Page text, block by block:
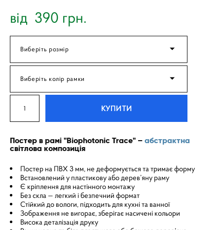
від 390 грн.
Виберіть розмір
Виберіть колір рамки
КУПИТИ
Постер в рамі "Biophotonic Trace" – абстрактна
світлова композиція
Постер на ПВХ 3 мм, не деформується та тримає форму
Встановлений у пластикову або дерев’яну раму
Є кріплення для настінного монтажу
Без скла — легкий і безпечний формат
Стійкий до вологи, підходить для кухні та ванної
Зображення не вигорає, зберігає насичені кольори
Висока деталізація друку